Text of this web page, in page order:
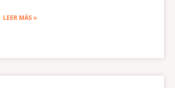
LEER MÁS »